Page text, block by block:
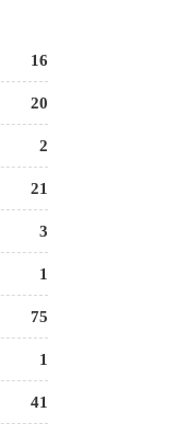
16
20
2
21
3
1
75
1
41